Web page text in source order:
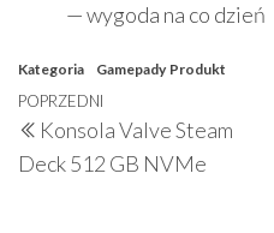
— wygoda na co dzień
Kategoria Gamepady Produkt
Nawigacja
wpisu
Poprzedni
wpis
POPRZEDNI
Konsola Valve Steam
Deck 512 GB NVMe